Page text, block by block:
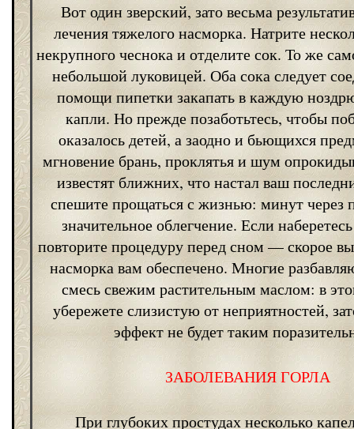
Вот один зверский, зато весьма
лечения тяжелого насморка. Натрите
некрупного чеснока и отделите сок. То же
небольшой луковицей. Оба сока следует
помощи пипетки закапать в каждую
капли. Но прежде позаботьтесь, чтобы
оказалось детей, а заодно и бьющихся
мгновение брань, проклятья и шум
известят ближних, что настал ваш
спешите прощаться с жизнью: минут через
значительное облегчение. Если
повторите процедуру перед сном — скорое
насморка вам обеспечено. Многие
смесь свежим растительным маслом: в
убережете слизистую от неприятностей,
эффект не будет таким
ЗАБОЛЕВАНИЯ ГОРЛА
При глубоких простудах несколько